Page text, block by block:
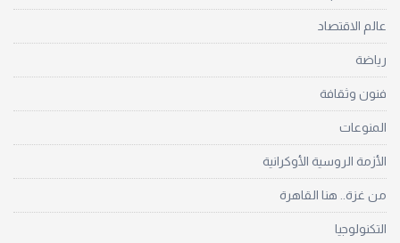
عالم الاقتصاد
رياضة
فنون وثقافة
المنوعات
الأزمة الروسية الأوكرانية
من غزة.. هنا القاهرة
التكنولوجيا